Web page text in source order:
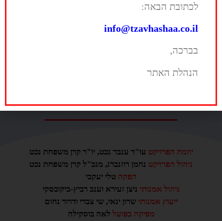
יוזמת הפרויקט עו"ד ענבר נכט, יו"ר קרן משפחת נכט
ניהול הפרויקט נחמן רוזנברג, מנכ"ל קרן משפחת נכט
הפקה טלי יעקבי
ניהול אמנותי ניצן זעירא וענב רביץ-ביקובסקי
ייעוץ אמנותי שרון ינאי, שי צברי ודרור נחום
מפיקה בפועל לאה בוסקילה
לכתובת הבאה:
info@tzavhashaa.co.il
בברכה,
הנהלת האתר